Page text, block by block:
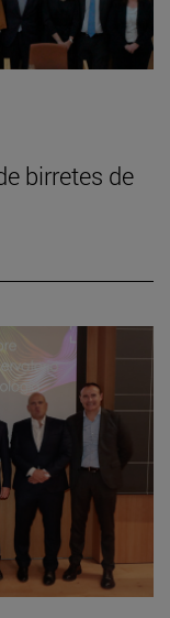
birretes de